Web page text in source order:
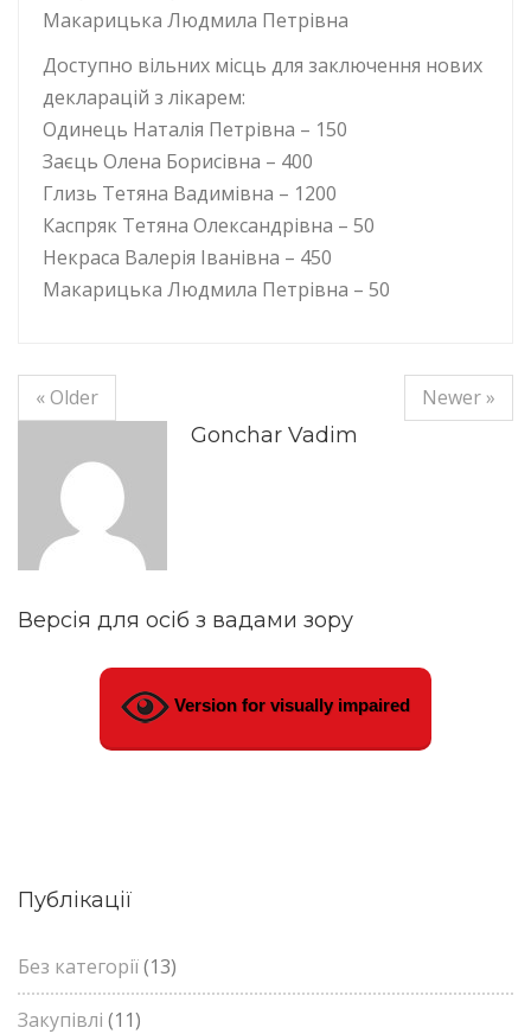
Макарицька Людмила Петрівна
Доступно вільних місць для заключення нових
декларацій з лікарем:
Одинець Наталія Петрівна – 150
Заєць Олена Борисівна – 400
Глизь Тетяна Вадимівна – 1200
Каспряк Тетяна Олександрівна – 50
Некраса Валерія Іванівна – 450
Макарицька Людмила Петрівна – 50
« Older
Newer »
Gonchar Vadim
Версія для осіб з вадами зору
Version for visually impaired
Публікації
Без категорії(13)
Закупівлі (11)